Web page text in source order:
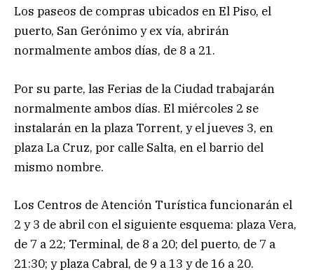
Los paseos de compras ubicados en El Piso, el
puerto, San Gerónimo y ex vía, abrirán
normalmente ambos días, de 8 a 21.
Por su parte, las Ferias de la Ciudad trabajarán
normalmente ambos días. El miércoles 2 se
instalarán en la plaza Torrent, y el jueves 3, en
plaza La Cruz, por calle Salta, en el barrio del
mismo nombre.
Los Centros de Atención Turística funcionarán el
2 y 3 de abril con el siguiente esquema: plaza Vera,
de 7 a 22; Terminal, de 8 a 20; del puerto, de 7 a
21:30; y plaza Cabral, de 9 a 13 y de 16 a 20.